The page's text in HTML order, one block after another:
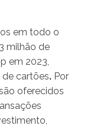
em todo o
milhão de
em 2023,
de cartões. Por
oferecidos